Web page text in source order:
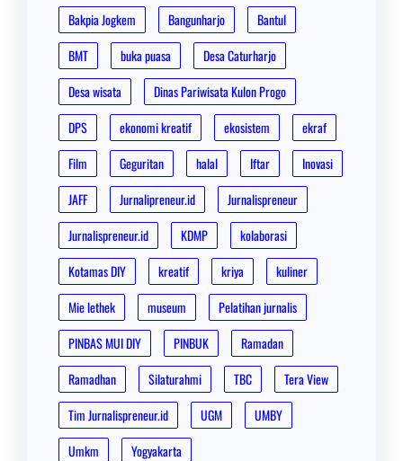
Bakpia Jogkem
Bangunharjo
Bantul
BMT
buka puasa
Desa Caturharjo
Desa wisata
Dinas Pariwisata Kulon Progo
DPS
ekonomi kreatif ekosistem
ekraf
Film
Geguritan halal Iftar
Inovasi
JAFF
Jurnalipreneur.id
Jurnalispreneur
Jurnalispreneur.id
KDMP
kolaborasi
Kotamas DIY
kreatif kriya
kuliner
Mie lethek
museum
Pelatihan jurnalis
PINBAS MUI DIY
PINBUK
Ramadan
Ramadhan
Silaturahmi TBC
Tera View
Tim Jurnalispreneur.id
UGM
UMBY
Umkm
Yogyakarta